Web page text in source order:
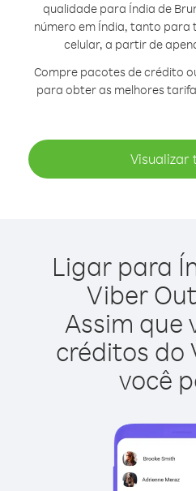
qualidade para Índia de
número em Índia, tanto para
celular, a partir de
Compre pacotes de crédito
para obter as melhores
Visualizar
Ligar para
Viber
Assim que
créditos do
você